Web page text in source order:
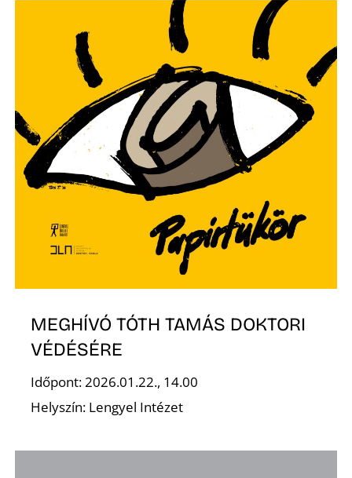
MEGHÍVÓ TÓTH TAMÁS DOKTORI
VÉDÉSÉRE
Időpont: 2026.01.22., 14.00
Helyszín: Lengyel Intézet